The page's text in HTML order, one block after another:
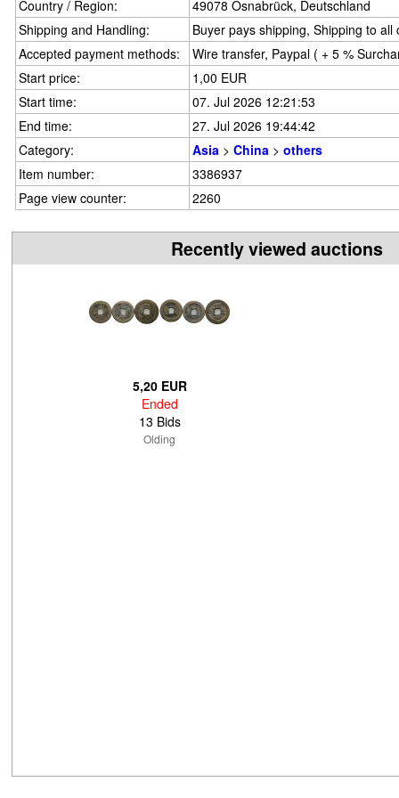
Country / Region:
49078 Osnabrück, Deutschland
Shipping and Handling:
Buyer pays shipping, Shipping to
Accepted payment methods:
Wire transfer, Paypal ( + 5 %
Start price:
1,00 EUR
Start time:
07. Jul 2026 12:21:53
End time:
27. Jul 2026 19:44:42
Category:
Asia > China > others
Item number:
3386937
Page view counter:
2260
Recently viewed auctions
5,20 EUR
Ended
13 Bids
Olding